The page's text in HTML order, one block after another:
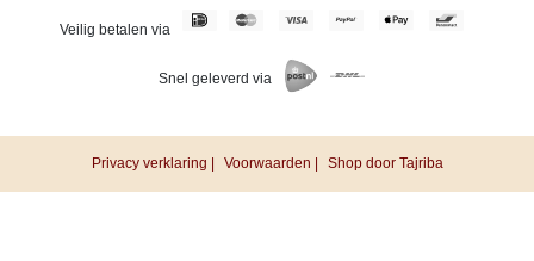
Veilig betalen via
Snel geleverd via
Privacy verklaring | Voorwaarden | Shop door Tajriba